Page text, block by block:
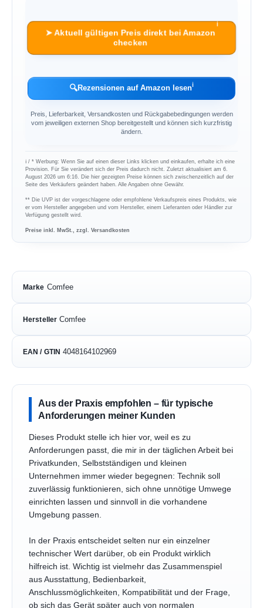
➤ Aktuell gültigen Preis direkt bei Amazon
checken
ℹ︎
🔍Rezensionen auf Amazon lesenℹ︎
Preis, Lieferbarkeit, Versandkosten und Rückgabebedingungen werden
vom jeweiligen externen Shop bereitgestellt und können sich kurzfristig
ändern.
ℹ︎ / * Werbung: Wenn Sie auf einen dieser Links klicken und einkaufen, erhalte ich eine
Provision. Für Sie verändert sich der Preis dadurch nicht. Zuletzt aktualisiert am 6.
August 2026 um 6:16. Die hier gezeigten Preise können sich zwischenzeitlich auf der
Seite des Verkäufers geändert haben. Alle Angaben ohne Gewähr.
** Die UVP ist der vorgeschlagene oder empfohlene Verkaufspreis eines Produkts, wie
er vom Hersteller angegeben und vom Hersteller, einem Lieferanten oder Händler zur
Verfügung gestellt wird.
Preise inkl. MwSt., zzgl. Versandkosten
Marke Comfee
Hersteller Comfee
EAN / GTIN 4048164102969
Aus der Praxis empfohlen – für typische
Anforderungen meiner Kunden
Dieses Produkt stelle ich hier vor, weil es zu
Anforderungen passt, die mir in der täglichen Arbeit bei
Privatkunden, Selbstständigen und kleinen
Unternehmen immer wieder begegnen: Technik soll
zuverlässig funktionieren, sich ohne unnötige Umwege
einrichten lassen und sinnvoll in die vorhandene
Umgebung passen.
In der Praxis entscheidet selten nur ein einzelner
technischer Wert darüber, ob ein Produkt wirklich
hilfreich ist. Wichtig ist vielmehr das Zusammenspiel
aus Ausstattung, Bedienbarkeit,
Anschlussmöglichkeiten, Kompatibilität und der Frage,
ob sich das Gerät später auch von normalen